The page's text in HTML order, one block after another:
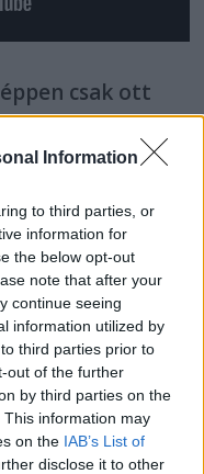
Information
to third parties, or
information for
the below opt-out
note that after your
continue seeing
information utilized by
third parties prior to
out of the further
by third parties on the
This information may
on the IAB’s List of
disclose it to other
csak ott
maguknak
tudja már,
Zoltánés az
címéből nem derül
viszont
rögtön kiderülnek,
információk is
amolyan
aztán más
a(ilyesmi sok más
koncertfelvételről
és milyen
nagy múltú,